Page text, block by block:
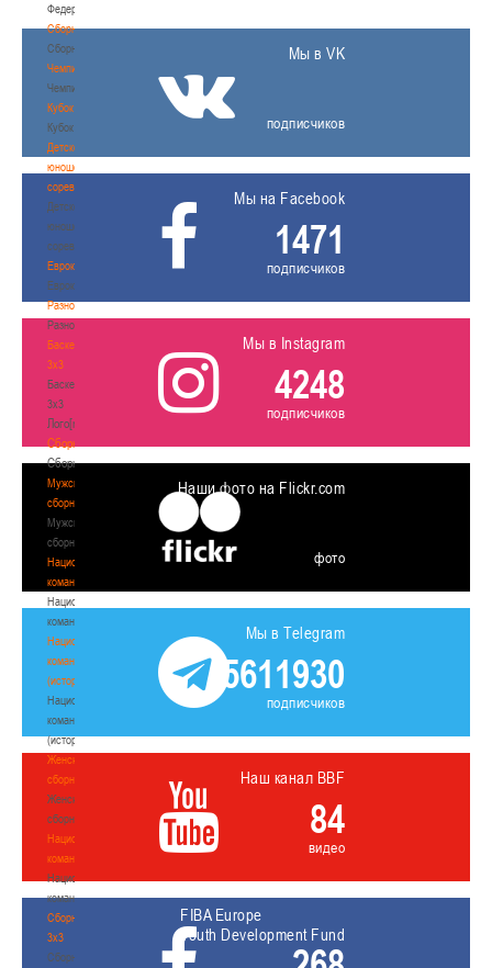
Федерация
Сборные
Сборные
Чемпионат
Чемпионат
Кубок
Кубок
Детско-
юношеские
соревнования
Детско-
юношеские
соревнования
Еврокубки
Еврокубки
Разное
Разное
Баскетбол
3х3
Баскетбол
3х3
Лого[modid=121]
Сборные
Сборные
Мужские
сборные
Мужские
сборные
Национальная
команда
Национальная
команда
Национальная
команда
(история)
Национальная
команда
(история)
Женские
сборные
Женские
сборные
Национальная
команда
Национальная
команда
Сборные
3х3
Сборные
Мы в VK
подписчиков
Мы на Facebook
1471
подписчиков
Мы в Instagram
4248
подписчиков
Наши фото на Flickr.com
фото
Мы в Telegram
5611930
подписчиков
Наш канал BBF
84
видео
FIBA Europe
Youth Development Fund